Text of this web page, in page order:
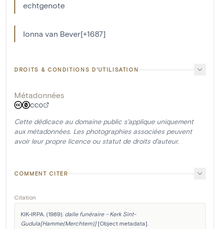
echtgenote
Ionna van Bever[+1687]
DROITS & CONDITIONS D'UTILISATION
Métadonnées
CC0
Cette dédicace au domaine public s'applique uniquement
aux métadonnées. Les photographies associées peuvent
avoir leur propre licence ou statut de droits d'auteur.
COMMENT CITER
Citation
KIK-IRPA. (1989). dalle funéraire - Kerk Sint-
Gudula[Hamme(Merchtem)] [Object metadata].